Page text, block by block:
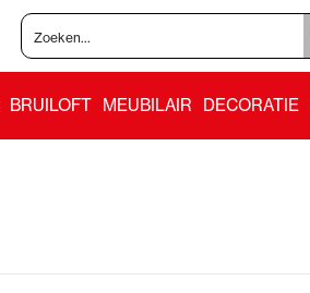
BRUILOFT MEUBILAIR DECORATIE